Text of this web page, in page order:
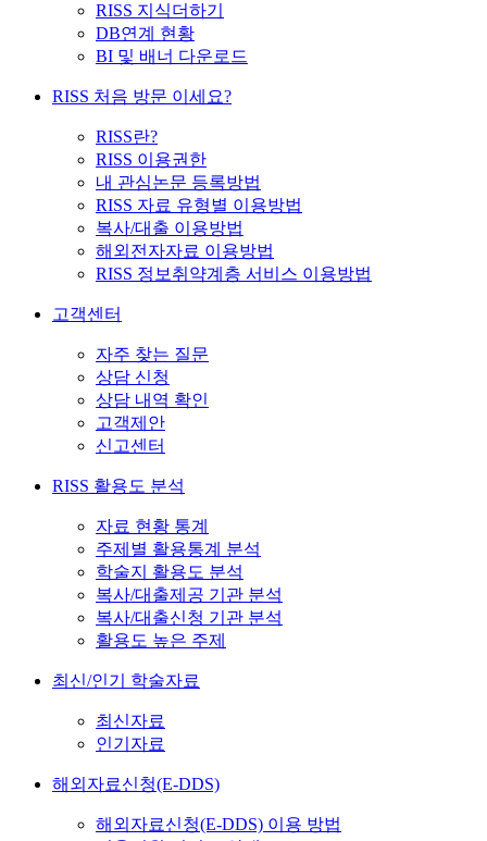
RISS 지식더하기
DB연계 현황
BI 및 배너 다운로드
RISS 처음 방문 이세요?
RISS란?
RISS 이용권한
내 관심논문 등록방법
RISS 자료 유형별 이용방법
복사/대출 이용방법
해외전자자료 이용방법
RISS 정보취약계층 서비스 이용방법
고객센터
자주 찾는 질문
상담 신청
상담 내역 확인
고객제안
신고센터
RISS 활용도 분석
자료 현황 통계
주제별 활용통계 분석
학술지 활용도 분석
복사/대출제공 기관 분석
복사/대출신청 기관 분석
활용도 높은 주제
최신/인기 학술자료
최신자료
인기자료
해외자료신청(E-DDS)
해외자료신청(E-DDS) 이용 방법